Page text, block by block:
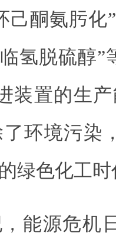
己酮氨肟化
氢脱硫醇”
装置的生
了环境污染
绿色化工时
能源危机